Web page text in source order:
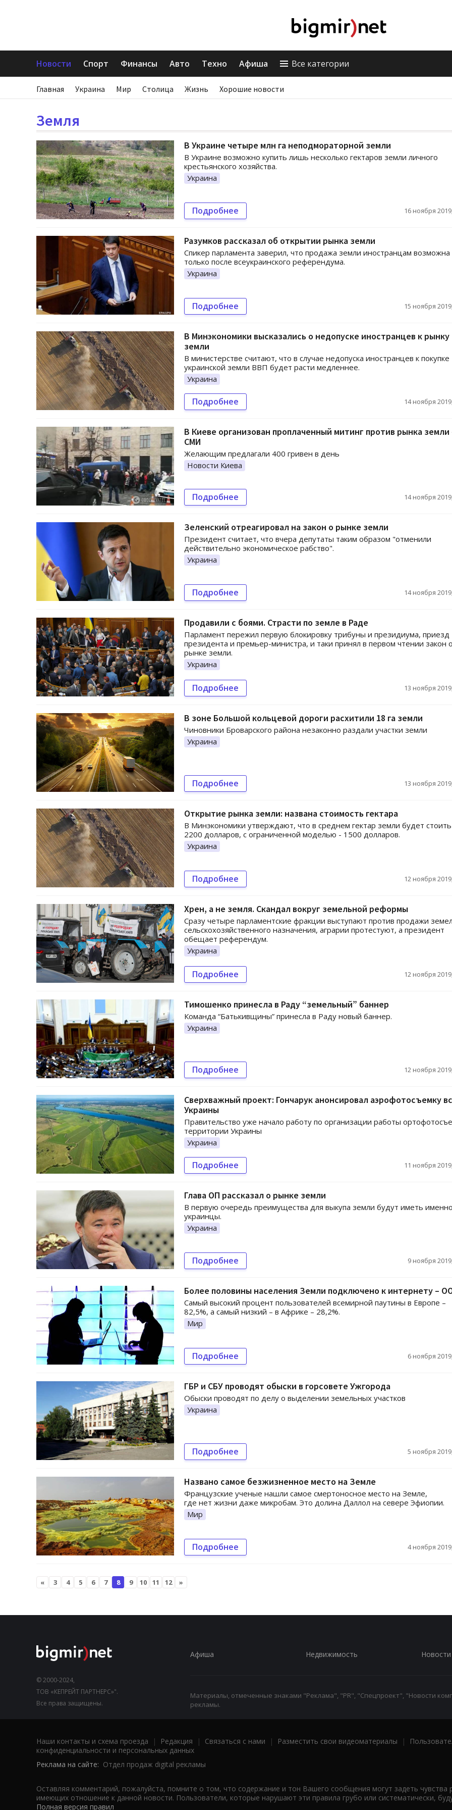
Новости Спорт Финансы Авто Техно Афиша Все категории
Главная Украина Мир Столица Жизнь Хорошие новости
Земля
В Украине четыре млн га неподмораторной земли
В Украине возможно купить лишь несколько гектаров земли личного
крестьянского хозяйства.
Украина
Подробнее 16 ноября
Разумков рассказал об открытии рынка земли
Спикер парламента заверил, что продажа земли иностранцам возможна
только после всеукраинского референдума.
Украина
Подробнее 15 ноября
В Минэкономики высказались о недопуске иностранцев к рынку
земли
В министерстве считают, что в случае недопуска иностранцев к покупке
украинской земли ВВП будет расти медленнее.
Украина
Подробнее 14 ноября
В Киеве организован проплаченный митинг против рынка земли
СМИ
Желающим предлагали 400 гривен в день
Новости Киева
Подробнее 14 ноября
Зеленский отреагировал на закон о рынке земли
Президент считает, что вчера депутаты таким образом "отменили
действительно экономическое рабство".
Украина
Подробнее 14 ноября
Продавили с боями. Страсти по земле в Раде
Парламент пережил первую блокировку трибуны и президиума, приезд
президента и премьер-министра, и таки принял в первом чтении закон о
рынке земли.
Украина
Подробнее 13 ноября
В зоне Большой кольцевой дороги расхитили 18 га земли
Чиновники Броварского района незаконно раздали участки земли
Украина
Подробнее 13 ноября
Открытие рынка земли: названа стоимость гектара
В Минэкономики утверждают, что в среднем гектар земли будет стоить
2200 долларов, с ограниченной моделью - 1500 долларов.
Украина
Подробнее 12 ноября
Хрен, а не земля. Скандал вокруг земельной реформы
Сразу четыре парламентские фракции выступают против продажи
сельскохозяйственного назначения, аграрии протестуют, а президент
обещает референдум.
Украина
Подробнее 12 ноября
Тимошенко принесла в Раду “земельный” баннер
Команда “Батькивщины” принесла в Раду новый баннер.
Украина
Подробнее 12 ноября
Сверхважный проект: Гончарук анонсировал аэрофотосъемку
Украины
Правительство уже начало работу по организации работы
территории Украины
Украина
Подробнее 11 ноября
Глава ОП рассказал о рынке земли
В первую очередь преимущества для выкупа земли будут иметь именно
украинцы.
Украина
Подробнее 9 ноября
Более половины населения Земли подключено к интернету –
Самый высокий процент пользователей всемирной паутины в Европе –
82,5%, а самый низкий – в Африке – 28,2%.
Мир
Подробнее 6 ноября
ГБР и СБУ проводят обыски в горсовете Ужгорода
Обыски проводят по делу о выделении земельных участков
Украина
Подробнее 5 ноября
Названо самое безжизненное место на Земле
Французские ученые нашли самое смертоносное место на Земле,
где нет жизни даже микробам. Это долина Даллол на севере Эфиопии.
Мир
Подробнее 4 ноября
« 3 4 5 6 7 8 9 10 11 12 »
© 2000-2024,
ТОВ «КЕПРЕЙТ ПАРТНЕРС»".
Все права защищены.
Афиша Недвижимость Новости
Материалы, отмеченные знаками "Реклама", "PR", "Спецпроект", "Новости
рекламы.
Наши контакты и схема проезда | Редакция | Связаться с нами | Разместить свои видеоматериалы |
конфиденциальности и персональных данных
Реклама на сайте: Отдел продаж digital рекламы
Оставляя комментарий, пожалуйста, помните о том, что содержание и тон Вашего сообщения могут задеть чувства
имеющих отношение к данной новости. Пользователи, которые нарушают эти правила грубо или систематически,
Полная версия правил